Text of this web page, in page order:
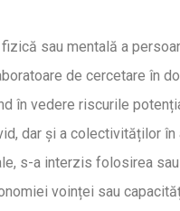
sau mentală a
de cercetare în
în vedere riscurile
dar și a colectivităților în
s-a interzis folosirea
voinței sau